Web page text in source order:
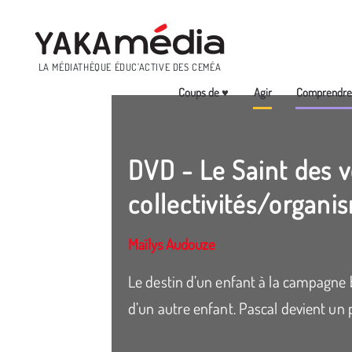
LA MÉDIATHÈQUE ÉDUC’ACTIVE DES CEMÉA
Menu
Coups de ♥ Agir Comprendre
DVD - Le Saint des
collectivités/
Maïlys Audouze
Le destin d’un enfant à la
d’un autre enfant. Pascal devient